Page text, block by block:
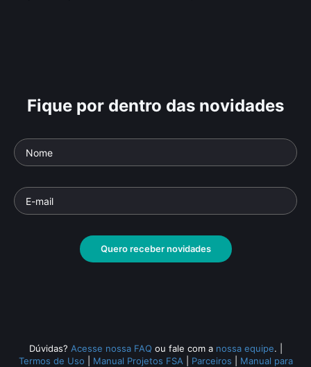
Fique por dentro das novidades
Quero receber novidades
Dúvidas? Acesse nossa FAQ ou fale com a nossa equipe.
Termos de Uso
Manual Projetos FSA Parceiros Manual para